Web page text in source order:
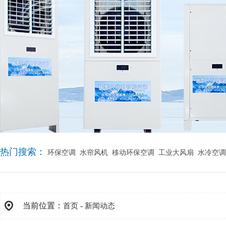
热门搜索： 环保空调 水帘风机 移动环保空调 工业大风扇 水冷空
当前位置： 首页 - 新闻动态